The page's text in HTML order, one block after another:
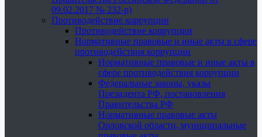
09.02.2017 № 232-р)
Противодействие коррупции
Противодействие коррупции
Нормативные правовые и иные акты в сфере
противодействия коррупции
Нормативные правовые и иные акты в
сфере противодействия коррупции
Федеральные законы, указы
Президента РФ, постановления
Правительства РФ
Нормативные правовые акты
Орловской области, муниципальные